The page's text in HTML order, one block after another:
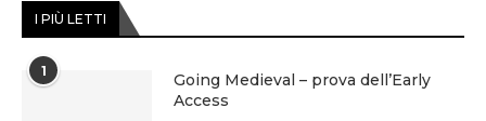
I PIÙ LETTI
1
Going Medieval – prova dell’Early
Access